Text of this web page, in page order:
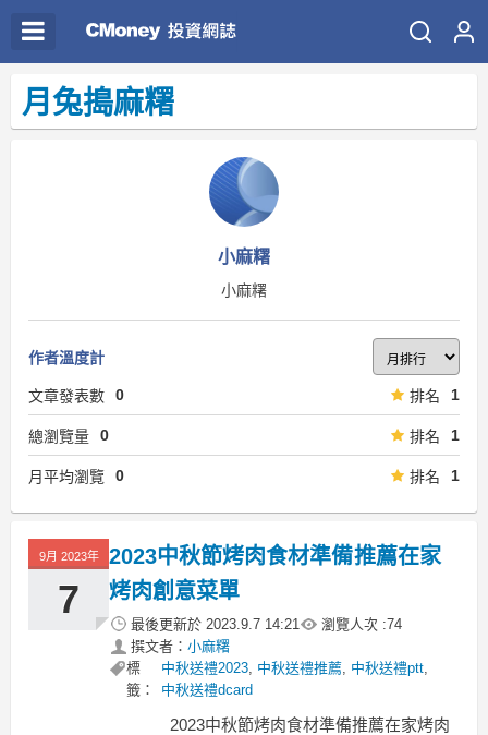
月兔搗麻糬
小麻糬
小麻糬
作者溫度計
文章發表數 0 排名 1
總瀏覽量 0 排名 1
月平均瀏覽 0 排名 1
9月 2023年
7
2023中秋節烤肉食材準備推薦在家
烤肉創意菜單
最後更新於 2023.9.7 14:21 瀏覽人次 :74
撰文者： 小麻糬
標
籤：
中秋送禮2023, 中秋送禮推薦, 中秋送禮ptt,
中秋送禮dcard
2023中秋節烤肉食材準備推薦在家烤肉